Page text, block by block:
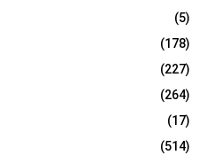
(5)
(178)
(227)
(264)
(17)
(514)